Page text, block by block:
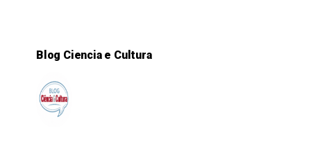
Blog Ciencia e Cultura